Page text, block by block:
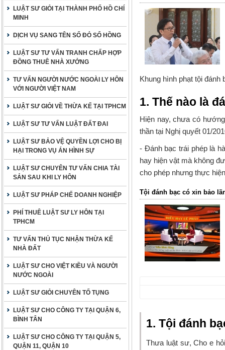
LUẬT SƯ GIỎI TẠI THÀNH PHỐ HỒ CHÍ
MINH
DỊCH VỤ SANG TÊN SỔ ĐỎ SỔ HỒNG
LUẬT SƯ TƯ VẤN TRANH CHẤP HỢP
ĐỒNG THUÊ NHÀ XƯỞNG
TƯ VẤN NGƯỜI NƯỚC NGOÀI LY HÔN
VỚI NGƯỜI VIỆT NAM
LUẬT SƯ GIỎI VỀ THỪA KẾ TẠI TPHCM
LUẬT SƯ TƯ VẤN LUẬT ĐẤT ĐAI
LUẬT SƯ BẢO VỆ QUYỀN LỢI CHO BỊ
HẠI TRONG VỤ ÁN HÌNH SỰ
LUẬT SƯ CHUYÊN TƯ VẤN CHIA TÀI
SẢN SAU KHI LY HÔN
LUẬT SƯ PHÁP CHẾ DOANH NGHIỆP
PHÍ THUÊ LUẬT SƯ LY HÔN TẠI
TPHCM
TƯ VẤN THỦ TỤC NHẬN THỪA KẾ
NHÀ ĐẤT
LUẬT SƯ CHO VIỆT KIỀU VÀ NGƯỜI
NƯỚC NGOÀI
LUẬT SƯ GIỎI CHUYÊN TỐ TỤNG
LUẬT SƯ CHO CÔNG TY TẠI QUẬN 6,
BÌNH TÂN
LUẬT SƯ CHO CÔNG TY TẠI QUẬN 5,
QUẬN 11, QUẬN 10
Khung hình phạt tội
1. Thế nào là
Hiện nay, chưa có
thần tại Nghị quyết 01/
- Đánh bạc trái phéplà
hay hiện vật mà không
cho phép nhưng thực
Tội đánh bạc có xin bảo
1. Tội đánh
Thưa luật sư, Cho e